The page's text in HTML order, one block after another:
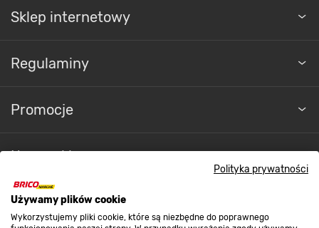
Polityka prywatności
Używamy plików cookie
Wykorzystujemy pliki cookie, które są niezbędne do poprawnego
Sklep internetowy
Regulaminy
Promocje
Nasze sklepy
O nas